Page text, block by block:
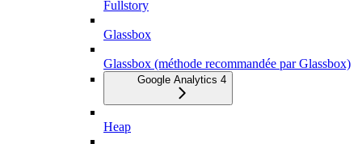
Fullstory
Glassbox
Glassbox (méthode recommandée par Glassbox)
Google Analytics 4
Heap